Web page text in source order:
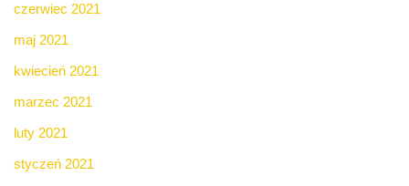
czerwiec 2021
maj 2021
kwiecień 2021
marzec 2021
luty 2021
styczeń 2021